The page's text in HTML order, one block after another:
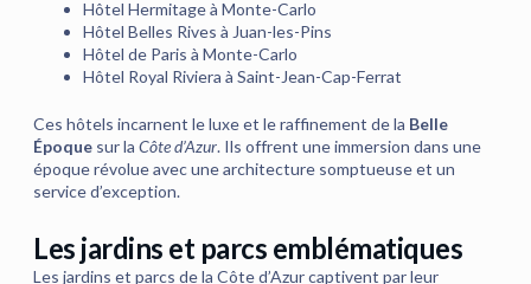
Hôtel Hermitage à Monte-Carlo
Hôtel Belles Rives à Juan-les-Pins
Hôtel de Paris à Monte-Carlo
Hôtel Royal Riviera à Saint-Jean-Cap-Ferrat
Ces hôtels incarnent le luxe et le raffinement de la Belle
Époque sur la Côte d’Azur. Ils offrent une immersion dans une
époque révolue avec une architecture somptueuse et un
service d’exception.
Les jardins et parcs emblématiques
Les jardins et parcs de la Côte d’Azur captivent par leur